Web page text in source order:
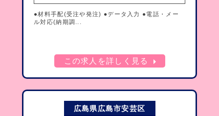
●材料手配(受注や発注) ●データ入力 ●電話・メー
ル対応(納期調...
この求人を詳しく見る arrow_right
広島県広島市安芸区